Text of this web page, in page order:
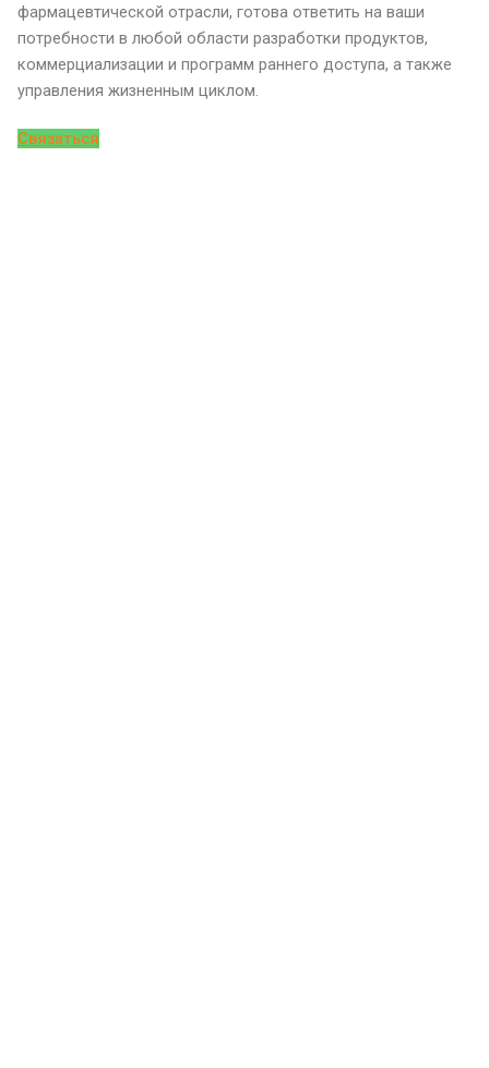
фармацевтической отрасли, готова ответить на ваши
потребности в любой области разработки продуктов,
коммерциализации и программ раннего доступа, а также
управления жизненным циклом.
Связаться